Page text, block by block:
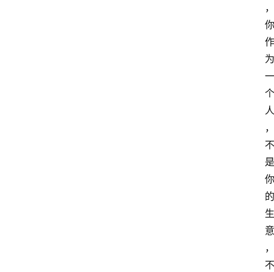
，
你
作
为
一
个
人
，
不
是
你
的
生
意
，
不